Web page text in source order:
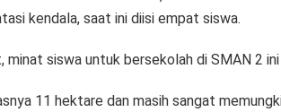
kendala, saat ini diisi empat siswa.
minat siswa untuk bersekolah di SMAN 2
11 hektare dan masih sangat